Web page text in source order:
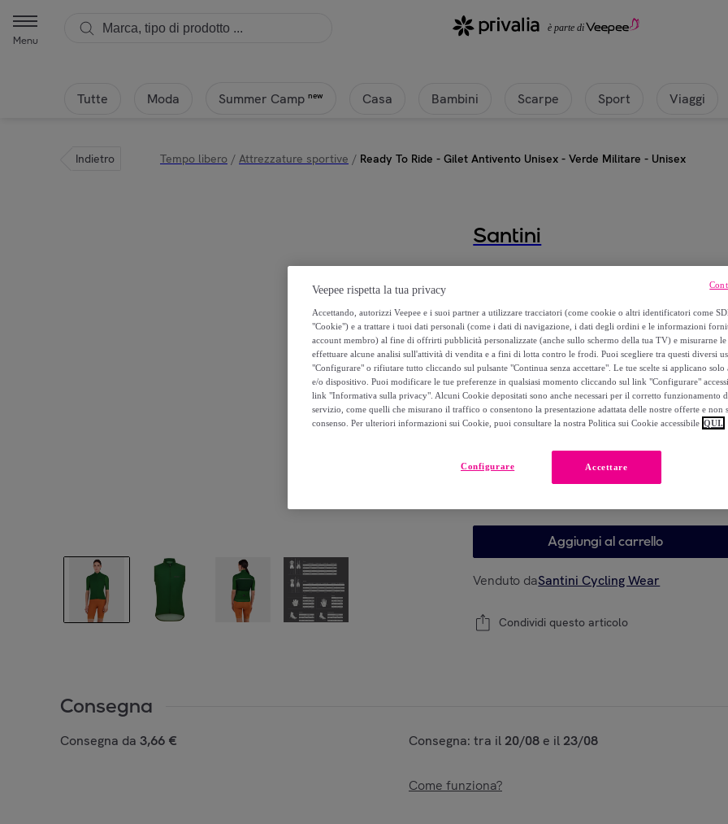
Menu
Tutte Moda Summer Camp new Casa Bambini Scarpe Sport Viaggi
Indietro Tempo libero / Attrezzature sportive / Ready To Ride - Gilet Antivento Unisex - Verde Militare - Unisex
Santini
Ready To Ride - Gilet Antivento
41,00 €
90,00 €
-54%
Aggiungi al carrello
Venduto daSantini Cycling Wear
Condividi questo articolo
Consegna
Consegna da 3,66 € Consegna: tra il 20/08 e il 23/08
Come funziona?
Veepee rispetta la tua privacy
Accettando, autorizzi Veepee e i suoi partner a utilizzare tracciatori (come cookie o altri identificatori come
"Cookie") e a trattare i tuoi dati personali (come i dati di navigazione, i dati degli ordini e le informazioni
account membro) al fine di offrirti pubblicità personalizzate (anche sullo schermo della tua TV) e misurarne le
effettuare alcune analisi sull'attività di vendita e a fini di lotta contro le frodi. Puoi scegliere tra questi diversi
"Configurare" o rifiutare tutto cliccando sul pulsante "Continua senza accettare". Le tue scelte si applicano solo
e/o dispositivo. Puoi modificare le tue preferenze in qualsiasi momento cliccando sul link "Configurare"
link "Informativa sulla privacy". Alcuni Cookie depositati sono anche necessari per il corretto funzionamento
servizio, come quelli che misurano il traffico o consentono la presentazione adattata delle nostre offerte e non
consenso. Per ulteriori informazioni sui Cookie, puoi consultare la nostra Politica sui Cookie accessibile QUI.
Accettare
Configurare